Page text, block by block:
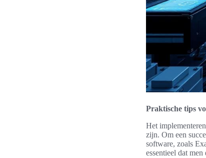
Praktische tips
Het
zijn. Om een
software, zoals
essentieel dat